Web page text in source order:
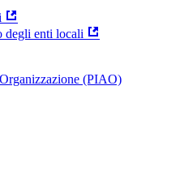
degli enti locali
(PIAO)